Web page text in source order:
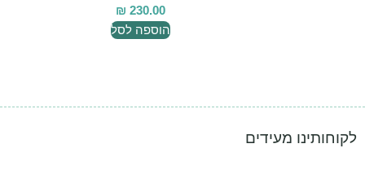
₪ 230.00
הוספה לסל
לקוחותינו מעידים